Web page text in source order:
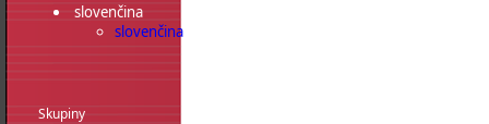
slovenčina
slovenčina
Skupiny